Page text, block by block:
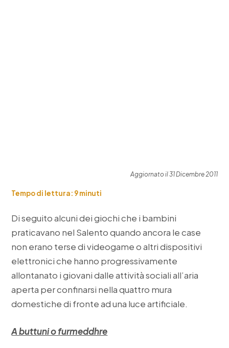
Aggiornato il 31 Dicembre 2011
Tempo di lettura: 9minuti
Di seguito alcuni dei giochi che i bambini
praticavano nel Salento quando ancora le case
non erano terse di videogame o altri dispositivi
elettronici che hanno progressivamente
allontanato i giovani dalle attività sociali all’aria
aperta per confinarsi nella quattro mura
domestiche di fronte ad una luce artificiale.
A buttuni o furmeddhre